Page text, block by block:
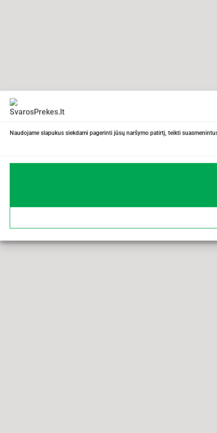
Naudojame slapukus siekdami pagerinti jūsų naršymo patirtį, teikti